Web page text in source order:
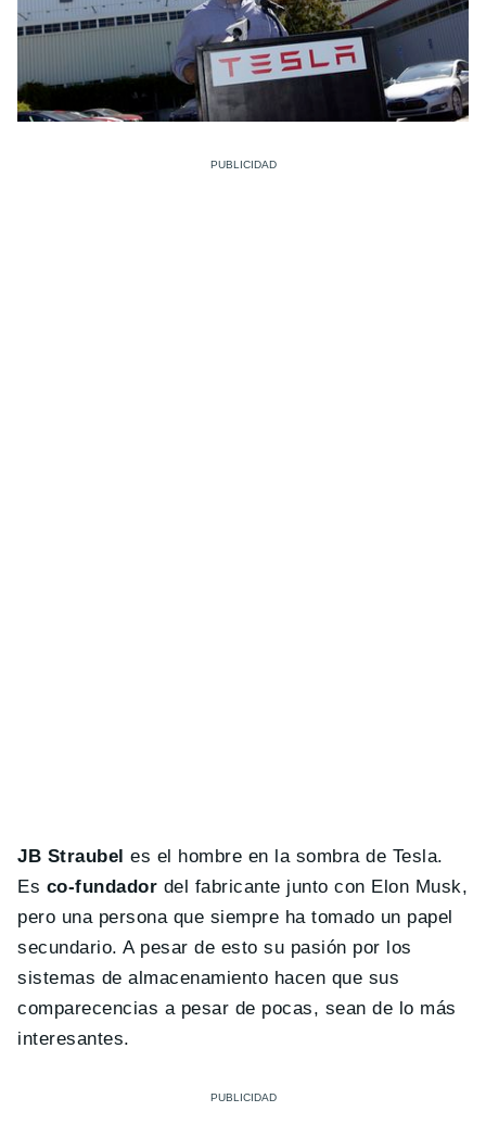
JB Straubel es el hombre en la sombra de Tesla.
Es co-fundador del fabricante junto con Elon Musk,
pero una persona que siempre ha tomado un papel
secundario. A pesar de esto su pasión por los
sistemas de almacenamiento hacen que sus
comparecencias a pesar de pocas, sean de lo más
interesantes.